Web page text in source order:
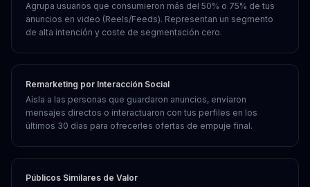
Agrupa usuarios que consumieron más del 50% o 75% de tus
anuncios en video (Reels/Feeds). Representan un segmento
de alta intención y coste de segmentación cero.
Remarketing por Interacción Social
Aísla a las personas que guardaron anuncios, enviaron
mensajes directos o interactuaron con tus perfiles en los
últimos 30 días para ofrecerles ofertas de empuje final.
Públicos Similares de Valor